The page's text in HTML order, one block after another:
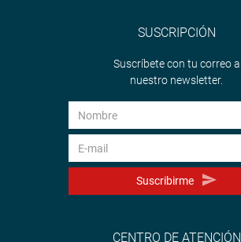
SUSCRIPCIÓN
Suscríbete con tu correo a
nuestro newsletter.
Suscribirme
CENTRO DE ATENCIÓN